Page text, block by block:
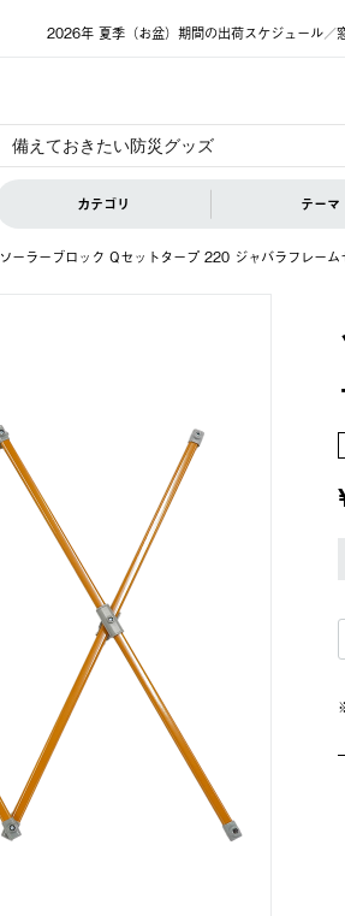
2026年 夏季（お盆）期間の出荷スケジュール／
カテゴリ テーマ
ソーラーブロック Qセットタープ 220 ジャバラフレーム